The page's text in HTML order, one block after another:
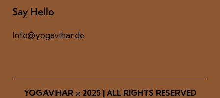
Say Hello
Info@yogavihar.de
YOGAVIHAR© 2025 | ALL RIGHTS RESERVED